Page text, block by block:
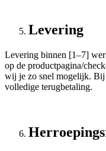
Levering
Levering binnen [1–7]
op de productpagina/
wij je zo snel mogelijk. Bij
volledige terugbetaling.